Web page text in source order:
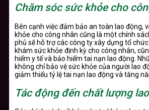
Chăm sóc sức khỏe cho
Bên cạnh việc đảm bảo an toàn lao động,
khỏe cho công nhân cũng là một chính
phủ sẽ hỗ trợ các công ty xây dựng tổ
khám sức khỏe định kỳ cho công nhân,
hiểm y tế và bảo hiểm tai nạn lao động.
không chỉ bảo vệ sức khỏe của người lao
giảm thiểu tỷ lệ tai nạn lao động và tăng
Tác động đến chất lượng